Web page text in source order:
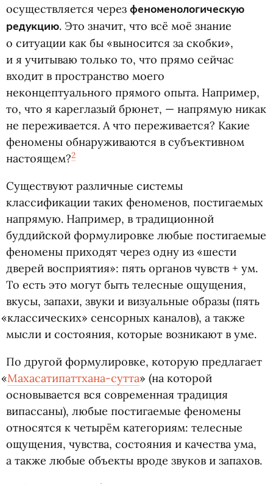
осуществляется через феноменологическую
редукцию. Это значит, что всë моë знание
о ситуации как бы «выносится за скобки»,
и я учитываю только то, что прямо сейчас
входит в пространство моего
неконцептуального прямого опыта. Например,
то, что я кареглазый брюнет, — напрямую никак
не переживается. А что переживается? Какие
феномены обнаруживаются в субъективном
настоящем?2
Существуют различные системы
классификации таких феноменов, постигаемых
напрямую. Например, в традиционной
буддийской формулировке любые постигаемые
феномены приходят через одну из «шести
дверей восприятия»: пять органов чувств + ум.
То есть это могут быть телесные ощущения,
вкусы, запахи, звуки и визуальные образы (пять
«классических» сенсорных каналов), а также
мысли и состояния, которые возникают в уме.
По другой формулировке, которую предлагает
«Махасатипаттхана-сутта» (на которой
основывается вся современная традиция
випассаны), любые постигаемые феномены
относятся к четырëм категориям: телесные
ощущения, чувства, состояния и качества ума,
а также любые объекты вроде звуков и запахов.